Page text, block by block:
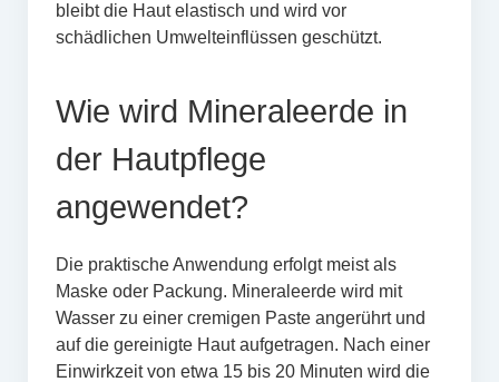
bleibt die Haut elastisch und wird vor
schädlichen Umwelteinflüssen geschützt.
Wie wird Mineraleerde in
der Hautpflege
angewendet?
Die praktische Anwendung erfolgt meist als
Maske oder Packung. Mineraleerde wird mit
Wasser zu einer cremigen Paste angerührt und
auf die gereinigte Haut aufgetragen. Nach einer
Einwirkzeit von etwa 15 bis 20 Minuten wird die